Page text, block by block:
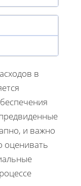
в
и важно
оценивать